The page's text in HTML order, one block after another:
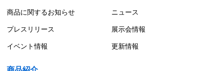
商品に関するお知らせ ニュース
プレスリリース 展示会情報
イベント情報 更新情報